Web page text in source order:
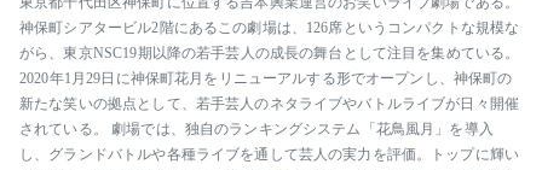
神保町シアタービル2階にあるこの劇場は、126席というコンパクトな規模な
がら、東京NSC19期以降の若手芸人の成長の舞台として注目を集めている。
2020年1月29日に神保町花月をリニューアルする形でオープンし、神保町の
新たな笑いの拠点として、若手芸人のネタライブやバトルライブが日々開催
されている。 劇場では、独自のランキングシステム「花鳥風月」を導入
し、グランドバトルや各種ライブを通して芸人の実力を評価。トップに輝い